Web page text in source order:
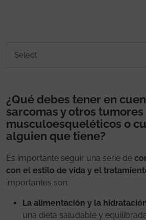
¿Qué debes tener en
sarcomas y otros tumores
musculoesqueléticos o
alguien que tiene?
Es importante seguir una serie de
con el estilo de vida y el
importantes son:
La alimentación y la
una dieta saludable y